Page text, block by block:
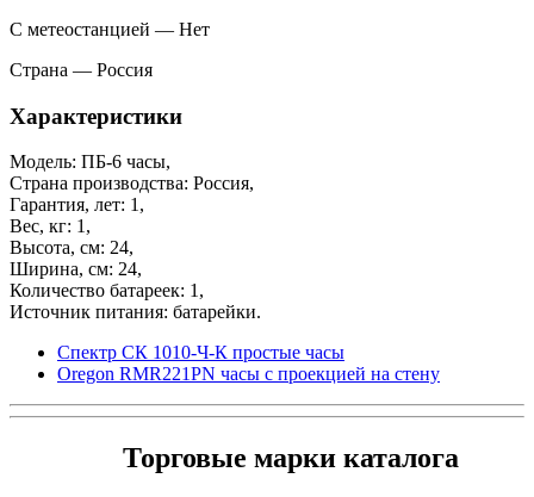
С метеостанцией — Нет
Страна — Россия
Характеристики
Модель: ПБ-6 часы,
Страна производства: Россия,
Гарантия, лет: 1,
Вес, кг: 1,
Высота, см: 24,
Ширина, см: 24,
Количество батареек: 1,
Источник питания: батарейки.
Спектр СК 1010-Ч-К простые часы
Oregon RMR221PN часы с проекцией на стену
Торговые марки каталога